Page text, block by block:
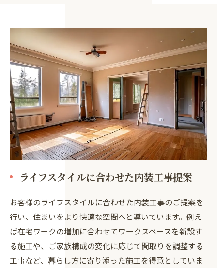
ライフスタイルに合わせた内装工事提案
お客様のライフスタイルに合わせた内装工事のご提案を
行い、住まいをより快適な空間へと導いています。例え
ば在宅ワークの増加に合わせてワークスペースを新設す
る施工や、ご家族構成の変化に応じて間取りを調整する
工事など、暮らし方に寄り添った施工を得意としていま
お問い合わせはこちら